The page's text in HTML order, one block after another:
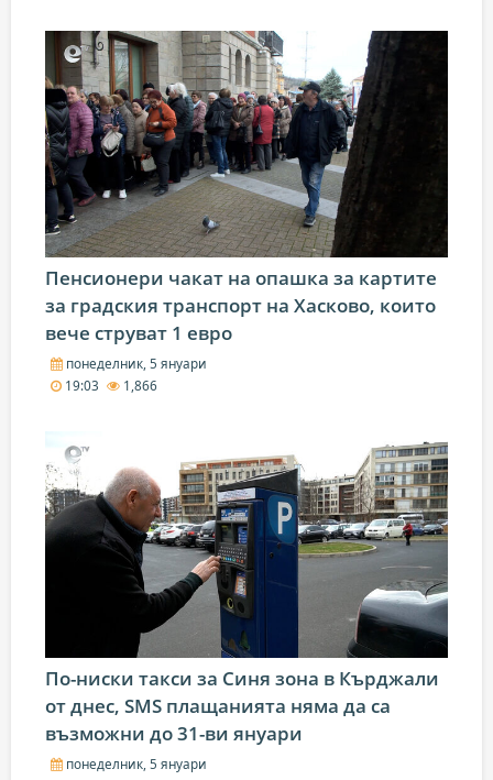
Пенсионери чакат на опашка за картите
за градския транспорт на Хасково, които
вече струват 1 евро
понеделник, 5 януари
19:03
1,866
По-ниски такси за Синя зона в Кърджали
от днес, SMS плащанията няма да са
възможни до 31-ви януари
понеделник, 5 януари